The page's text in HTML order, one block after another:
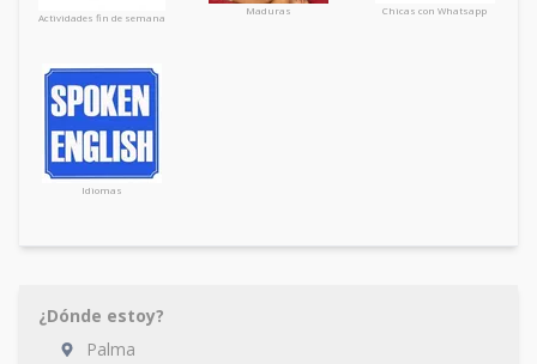
Actividades fin de semana
Maduras Chicas con Whatsapp
Idiomas
¿Dónde estoy?
Palma